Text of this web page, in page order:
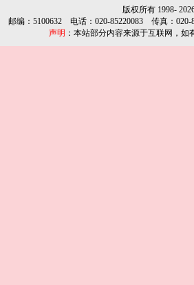
版权所有 1998-
邮编：5100632 电话：020-85220083 传真：
声明 ：本站部分内容来源于互联网，如